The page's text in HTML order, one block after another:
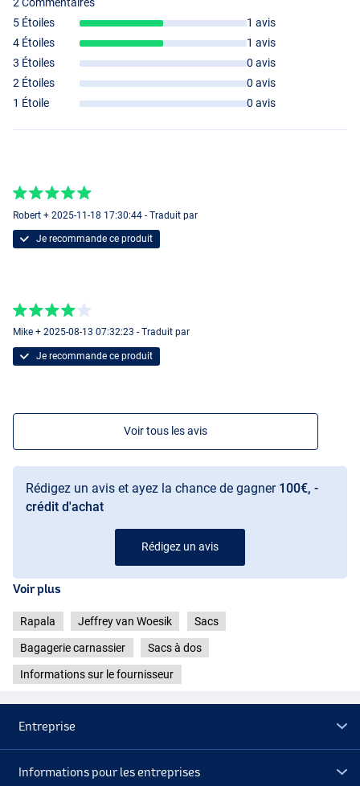
5 Étoiles
1 avis
4 Étoiles
1 avis
3 Étoiles
0 avis
2 Étoiles
0 avis
1 Étoile
0 avis
Robert + 2025-11-18 17:30:44 - Traduit par
Je recommande ce produit
Mike + 2025-08-13 07:32:23 - Traduit par
Je recommande ce produit
Voir tous les avis
Rédigez un avis et ayez la chance de gagner 100€, -
crédit d'achat
Rédigez un avis
Voir plus
Rapala Jeffrey van Woesik Sacs
Bagagerie carnassier Sacs à dos
Informations sur le fournisseur
Entreprise
Informations pour les entreprises